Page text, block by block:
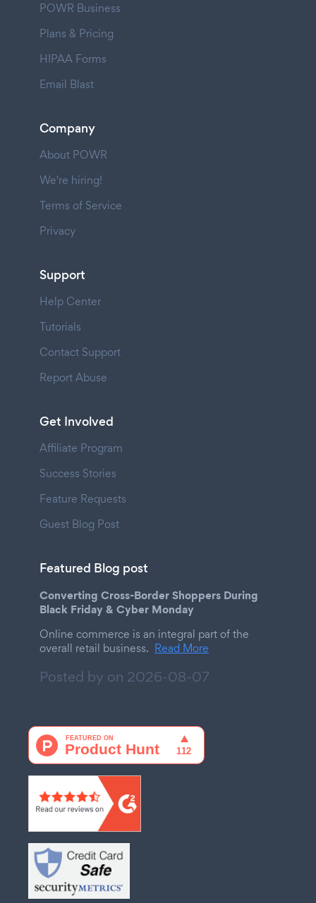
POWR Business
Plans & Pricing
HIPAA Forms
Email Blast
Company
About POWR
We're hiring!
Terms of Service
Privacy
Support
Help Center
Tutorials
Contact Support
Report Abuse
Get Involved
Affiliate Program
Success Stories
Feature Requests
Guest Blog Post
Featured Blog post
Converting Cross-Border Shoppers During
Black Friday & Cyber Monday
Online commerce is an integral part of the
overall retail business. Read More
Posted by on 2026-08-07